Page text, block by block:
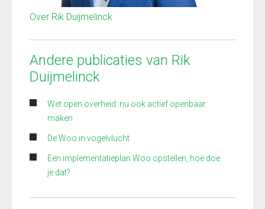
Over Rik Duijmelinck
Andere publicaties van Rik
Duijmelinck
Wet open overheid: nu ook actief openbaar
maken
De Woo in vogelvlucht
Een implementatieplan Woo opstellen, hoe doe
je dat?